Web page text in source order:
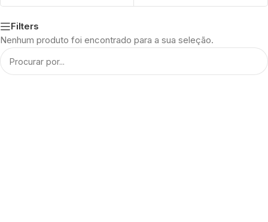
Filters
Nenhum produto foi encontrado para a sua seleção.